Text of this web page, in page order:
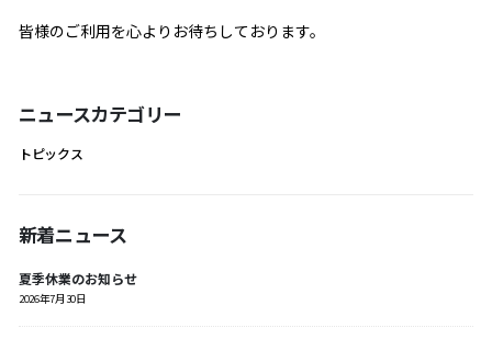
皆様のご利用を心よりお待ちしております。
ニュースカテゴリー
トピックス
新着ニュース
夏季休業のお知らせ
2026年7月30日